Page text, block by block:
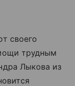
своего
трудным
Лыкова из